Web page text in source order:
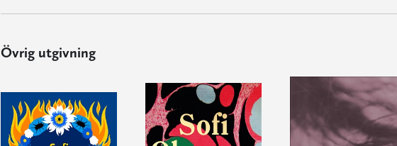
Övrig utgivning